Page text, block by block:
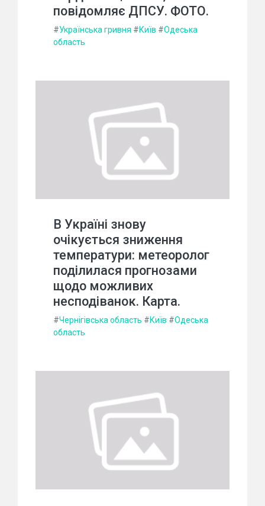
повідомляє ДПСУ. ФОТО.
#Українська гривня #Київ #Одеська
область
В Україні знову
очікується зниження
температури: метеоролог
поділилася прогнозами
щодо можливих
несподіванок. Карта.
#Чернігівська область #Київ #Одеська
область